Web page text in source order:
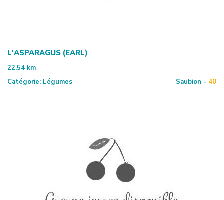
L'ASPARAGUS (EARL)
22.54 km
Catégorie: Légumes Saubion - 40